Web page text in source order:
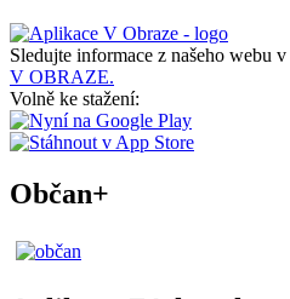
Sledujte informace z našeho webu v
V OBRAZE.
Volně ke stažení:
Občan+